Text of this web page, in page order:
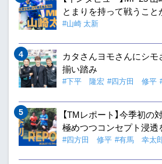
とまりを持って戦うこと
#山崎 太新
カタさんヨモさんにシモ
揃い踏み
#下平 隆宏 #四方田 修平
【TMレポート】今季初の
極めつつコンセプト浸透
#四方田 修平 #有馬 幸太